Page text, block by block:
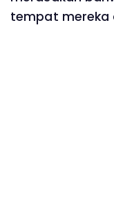
tempat mereka